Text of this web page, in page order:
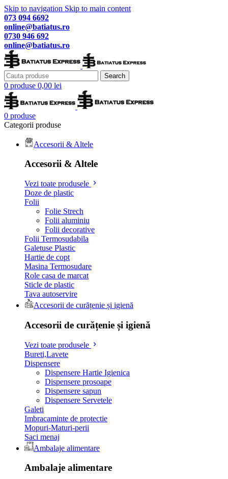
Skip to navigation Skip to main content
073 094 6692
online@batiatus.ro
0730 946 692
online@batiatus.ro
Search
0 produse 0,00 lei
0 produse
Categorii produse
Accesorii & Altele
Accesorii & Altele
Vezi toate produsele
Doze de plastic
Folii
Folie Strech
Folii aluminiu
Folii decorative
Folii Termosudabila
Galetuse Plastic
Hartie de copt
Masina Termosudare
Role casa de marcat
Sticle de plastic
Tava autoservire
Accesorii de curățenie și igienă
Accesorii de curățenie și igienă
Vezi toate produsele
Bureti,Lavete
Dispensere
Dispensere Hartie Igienica
Dispensere prosoape
Dispensere sapun
Dispensere Servetele
Galeti
Imbracaminte de protectie
Mopuri-Maturi-perii
Saci menaj
Ambalaje alimentare
Ambalaje alimentare